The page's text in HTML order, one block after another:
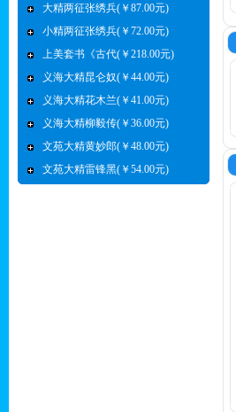
大精两征张绣兵(￥87.00元)
小精两征张绣兵(￥72.00元)
上美套书《古代(￥218.00元)
义海大精昆仑奴(￥44.00元)
义海大精花木兰(￥41.00元)
义海大精柳毅传(￥36.00元)
文苑大精黄妙郎(￥48.00元)
文苑大精雷锋黑(￥54.00元)